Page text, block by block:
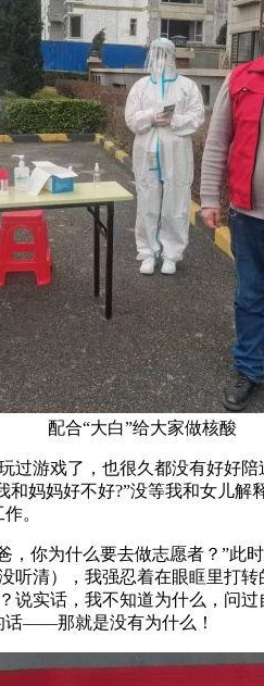
配合“大白”给大家做核酸
游戏了，也很久都没有好好陪
和妈妈好不好?”没等我和女儿解
。
你为什么要去做志愿者？”此
听清），我强忍着在眼眶里打
实话，我不知道为什么，问过
话——那就是没有为什么！